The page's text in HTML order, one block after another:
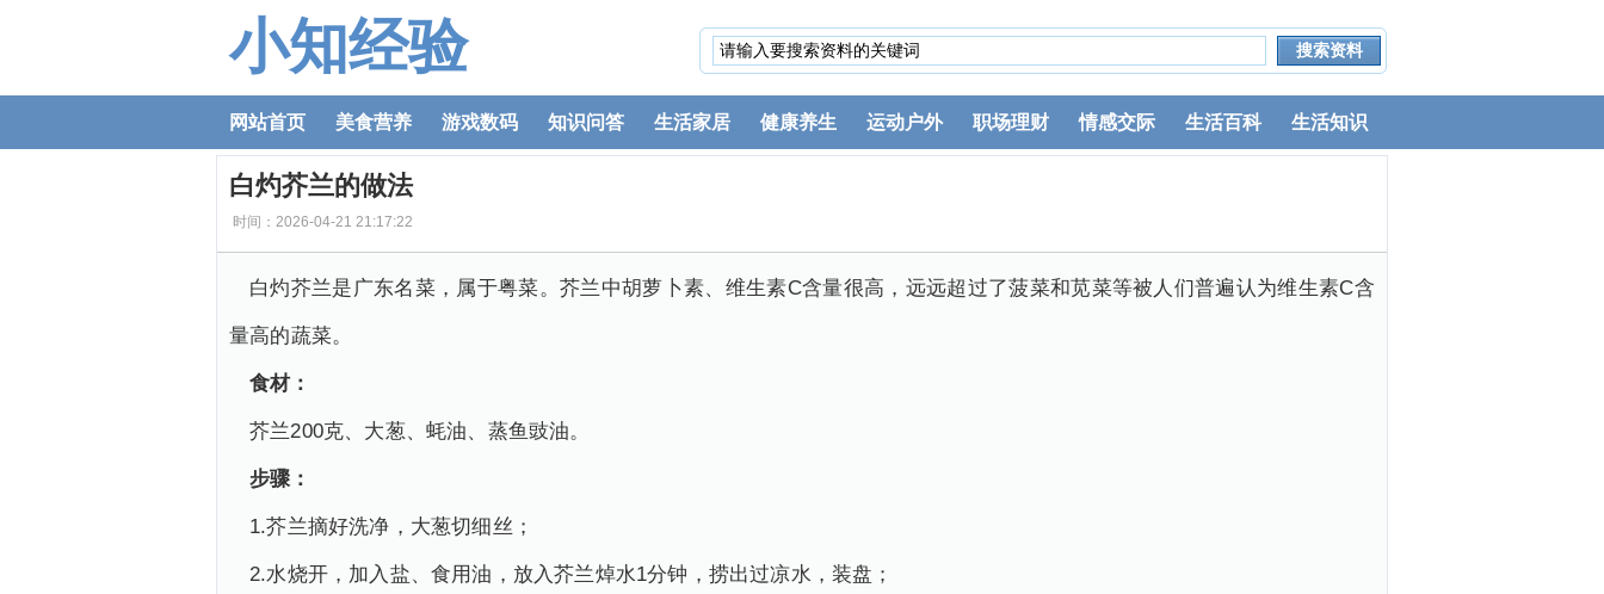
小知经验
网站首页 美食营养 游戏数码 知识问答 生活家居 健康养生 运动户外 职场理财 情感交际 生活百科 生活知识
白灼芥兰的做法
时间：2026-04-21 21:17:22
白灼芥兰是广东名菜，属于粤菜。芥兰中胡萝卜素、维生素C含量很高，远远超过了菠菜和苋菜等被人们普遍认为维生素C含
量高的蔬菜。
食材：
芥兰200克、大葱、蚝油、蒸鱼豉油。
步骤：
1.芥兰摘好洗净，大葱切细丝；
2.水烧开，加入盐、食用油，放入芥兰焯水1分钟，捞出过凉水，装盘；